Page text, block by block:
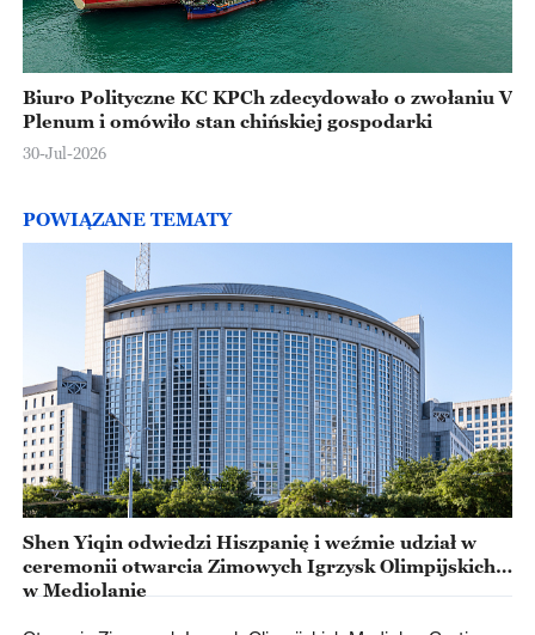
Biuro Polityczne KC KPCh zdecydowało o zwołaniu V
Plenum i omówiło stan chińskiej gospodarki
30-Jul-2026
POWIĄZANE TEMATY
Shen Yiqin odwiedzi Hiszpanię i weźmie udział w
ceremonii otwarcia Zimowych Igrzysk Olimpijskich
w Mediolanie